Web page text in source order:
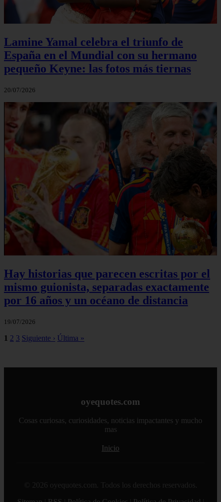
Lamine Yamal celebra el triunfo de
España en el Mundial con su hermano
pequeño Keyne: las fotos más tiernas
20/07/2026
Hay historias que parecen escritas por el
mismo guionista, separadas exactamente
por 16 años y un océano de distancia
19/07/2026
1 2 3 Siguiente › Última »
oyequotes.com
Cosas curiosas, curiosidades, noticias impactantes y mucho
mas
Inicio
© 2026 oyequotes.com. Todos los derechos reservados.